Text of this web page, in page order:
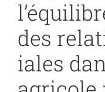
des
iales